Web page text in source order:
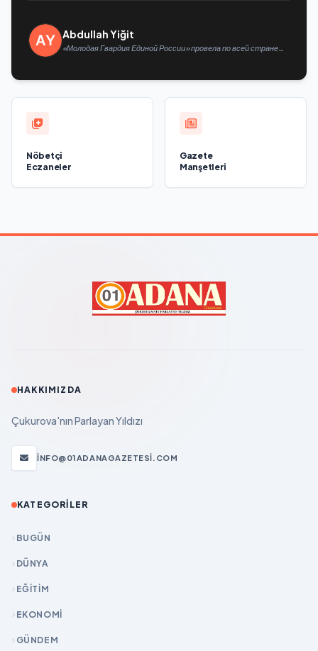
Abdullah Yiğit
«Молодая Гвардия Единой России» провела по всей стране
Nöbetçi
Eczaneler
Gazete
Manşetleri
HAKKIMIZDA
Çukurova'nın Parlayan Yıldızı
INFO@01ADANAGAZETESI.COM
KATEGORILER
BUGÜN
DÜNYA
EĞİTİM
EKONOMİ
GÜNDEM